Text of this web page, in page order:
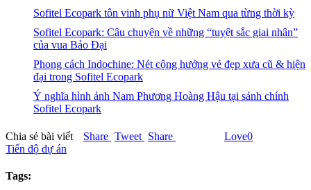
Sofitel Ecopark tôn vinh phụ nữ Việt Nam qua từng thời kỳ
Sofitel Ecopark: Câu chuyện về những “tuyệt sắc giai nhân”
của vua Bảo Đại
Phong cách Indochine: Nét cộng hưởng vẻ đẹp xưa cũ & hiện
đại trong Sofitel Ecopark
Ý nghĩa hình ảnh Nam Phương Hoàng Hậu tại sảnh chính
Sofitel Ecopark
Chia sẻ bài viết Share Tweet Share Love0
Tiến độ dự án
Tags: